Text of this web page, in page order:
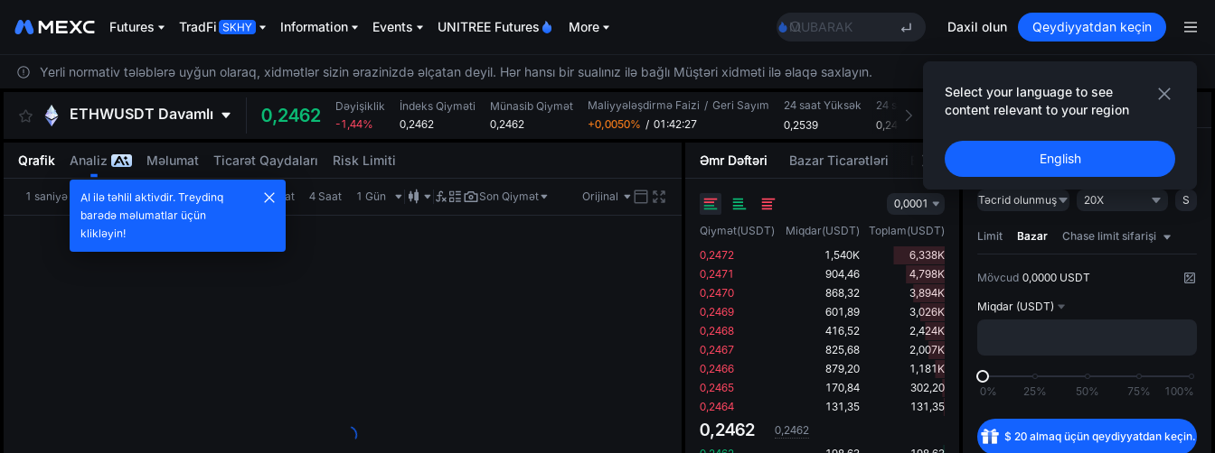
Futures TradFi Information Events UNITREE Futures More
MUBARAK
UNITREE STAR Market Subscription on Aug 10
TUT
MUBARAK
UNITREE STAR Market Subscription on Aug 10
Daxil olun Qeydiyyatdan keçin
Select your language to see
content relevant to your region
English
Yerli normativ tələblərə uyğun olaraq, xidmətlər sizin ərazinizdə əlçatan deyil. Hər hansı bir sualınız ilə bağlı Müştəri xidməti ilə əlaqə saxlayın.
ETHWUSDT Davamlı 0,2462
Dəyişiklik
-1,44%
İndeks Qiyməti
0,2462
Münasib Qiymət
0,2462
Maliyyələşdirmə Faizi / Geri Sayım
+0,0050% / 01:42:27
24 saat Yüksək
0,2539
24 saat Aşağı
0,2451
24 saat Həcm(ETHW)
24 saatlıq
Qrafik Analiz Məlumat Ticarət Qaydaları Risk Limiti
1 saniyə 1 dəqiqə 5 dəqiqə 15 dəqiqə 1 Saat 4 Saat 1 Gün Son Qiymət Orijinal
Əmr Dəftəri Bazar Ticarətləri Bazarın hərəkətvericiləri
0,0001
Qiymət(USDT) Miqdar(USDT) Toplam(USDT)
0,2472
1,540K
6,338K
0,2471
904,46
4,798K
0,2470
868,32
3,894K
0,2469
601,89
3,026K
0,2468
416,52
2,424K
0,2467
825,68
2,007K
0,2466
879,20
1,181K
0,2465
170,84
302,20
0,2464
131,35 131,35
0,2462
0,2462
Ticarət AI strategiyası
Açın
Təcrid olunmuş 20X S
Limit Bazar Chase limit sifarişi
Mövcud 0,0000 USDT
Miqdar (USDT)
0% 25% 50% 75% 100%
$ 20almaq üçün qeydiyyatdan keçin.
AI ilə təhlil aktivdir. Treydinq
barədə məlumatlar üçün
klikləyin!